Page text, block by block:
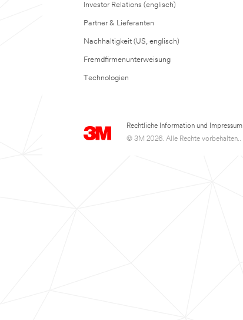
Investor Relations (englisch)
Partner & Lieferanten
Nachhaltigkeit (US, englisch)
Fremdfirmenunterweisung
Technologien
Rechtliche Information und Impressum
© 3M 2026. Alle Rechte vorbehalten..